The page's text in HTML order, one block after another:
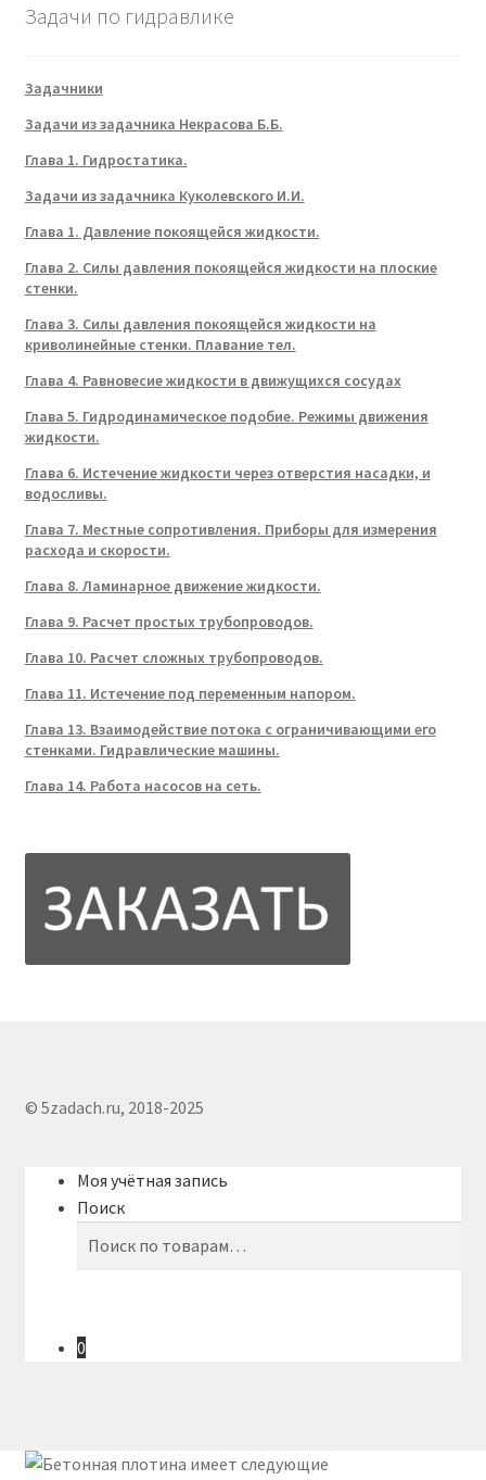
Задачи по гидравлике
Задачники
Задачи из задачника Некрасова Б.Б.
Глава 1. Гидростатика.
Задачи из задачника Куколевского И.И.
Глава 1. Давление покоящейся жидкости.
Глава 2. Силы давления покоящейся жидкости на плоские
стенки.
Глава 3. Силы давления покоящейся жидкости на
криволинейные стенки. Плавание тел.
Глава 4. Равновесие жидкости в движущихся сосудах
Глава 5. Гидродинамическое подобие. Режимы движения
жидкости.
Глава 6. Истечение жидкости через отверстия насадки, и
водосливы.
Глава 7. Местные сопротивления. Приборы для измерения
расхода и скорости.
Глава 8. Ламинарное движение жидкости.
Глава 9. Расчет простых трубопроводов.
Глава 10. Расчет сложных трубопроводов.
Глава 11. Истечение под переменным напором.
Глава 13. Взаимодействие потока с ограничивающими его
стенками. Гидравлические машины.
Глава 14. Работа насосов на сеть.
© 5zadach.ru, 2018-2025
Моя учётная запись
Поиск
0